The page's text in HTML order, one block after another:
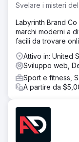
Svelare i misteri
Labyrinth Brand
marchi moderni a
facili da trovare
Attivo in: United
Sviluppo web,
Sport e fitness,
A partire da